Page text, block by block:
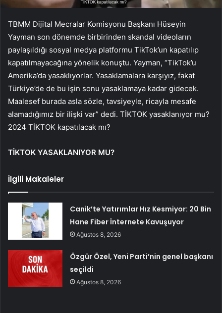
TBMM Dijital Mecralar Komisyonu Başkanı Hüseyin
Yayman son dönemde birbirinden skandal videoların
paylaşıldığı sosyal medya platformu TikTok’un kapatılıp
kapatılmayacağına yönelik konuştu. Yayman, “TikTok’u
Amerika’da yasaklıyorlar. Yasaklamalara karşıyız, fakat
Türkiye’de de bu işin sonu yasaklamaya kadar gidecek.
Maalesef burada asla sözle, tavsiyeyle, ricayla mesafe
alamadığımız bir ilişki var” dedi. TİKTOK yasaklanıyor mu?
2024 TİKTOK kapatılacak mı?
TİKTOK YASAKLANIYOR MU?
İlgili Makaleler
Canik’te Yatırımlar Hız Kesmiyor: 20 Bin
Hane Fiber İnternete Kavuşuyor
Ağustos 8, 2026
Özgür Özel, Yeni Parti’nin genel başkanı
seçildi
Ağustos 8, 2026